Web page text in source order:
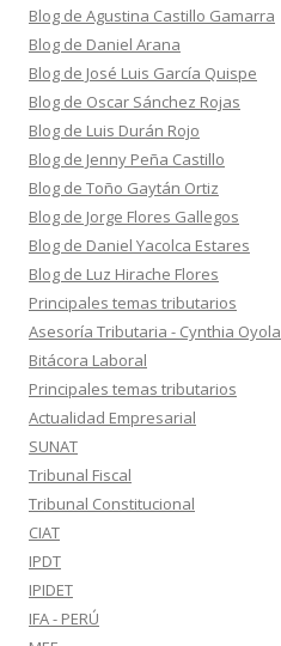
Blog de Agustina Castillo Gamarra
Blog de Daniel Arana
Blog de José Luis García Quispe
Blog de Oscar Sánchez Rojas
Blog de Luis Durán Rojo
Blog de Jenny Peña Castillo
Blog de Toño Gaytán Ortiz
Blog de Jorge Flores Gallegos
Blog de Daniel Yacolca Estares
Blog de Luz Hirache Flores
Principales temas tributarios
Asesoría Tributaria - Cynthia Oyola
Bitácora Laboral
Principales temas tributarios
Actualidad Empresarial
SUNAT
Tribunal Fiscal
Tribunal Constitucional
CIAT
IPDT
IPIDET
IFA - PERÚ